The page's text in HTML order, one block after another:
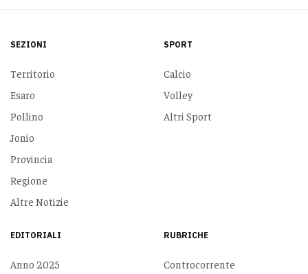
SEZIONI
Territorio
Esaro
Pollino
Jonio
Provincia
Regione
Altre Notizie
SPORT
Calcio
Volley
Altri Sport
EDITORIALI
Anno 2025
RUBRICHE
Controcorrente